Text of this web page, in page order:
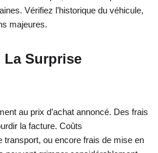
Vérifiez l’historique du véhicule,
majeures.
La Surprise
au prix d’achat annoncé. Des frais
la facture. Coûts
transport, ou encore frais de mise en